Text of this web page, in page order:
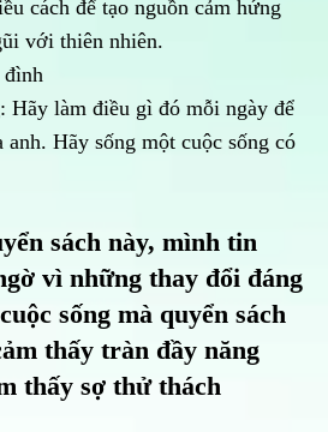
cách để tạo nguồn cảm hứng
với thiên nhiên.
làm điều gì đó mỗi ngày để
anh. Hãy sống một cuộc sống có
sách này, mình tin
vì những thay đổi đáng
sống mà quyển sách
thấy tràn đầy năng
thấy sợ thử thách